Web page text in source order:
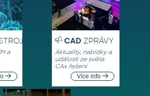
a
CADZPRÁVY
Aktuality, nabídky a
události ze světa
CAx řešení
Více info